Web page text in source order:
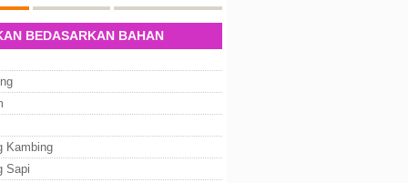
BEDASARKAN BAHAN
Kambing
Sapi